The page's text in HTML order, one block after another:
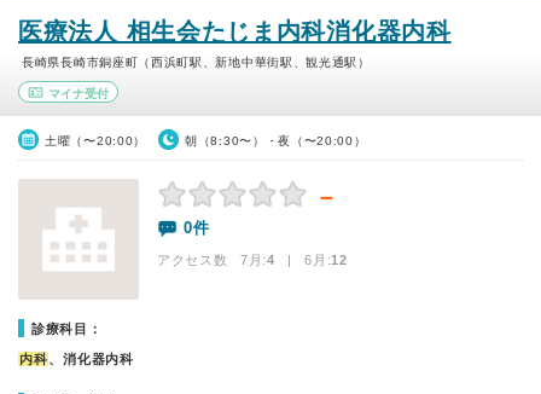
医療法人 相生会たじま内科消化器内科
長崎県長崎市銅座町（西浜町駅、新地中華街駅、観光通駅）
マイナ受付
土曜（〜20:00） 朝（8:30〜）・夜（〜20:00）
－
0件
アクセス数 7月:4 | 6月:12
診療科目：
内科、消化器内科